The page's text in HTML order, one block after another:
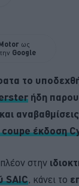
ως
Google
το
ήδη
coupe έκδοση
στην
SAIC, κάνει το